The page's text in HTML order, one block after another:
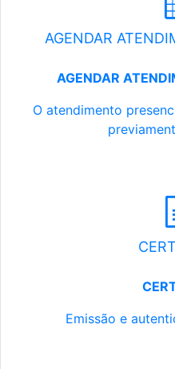
AGENDAR
AGENDAR
O atendimento
Emissão e